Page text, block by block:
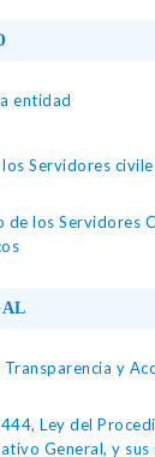
entidad
Servidores
de los Servidores
y
Ley del
General, y